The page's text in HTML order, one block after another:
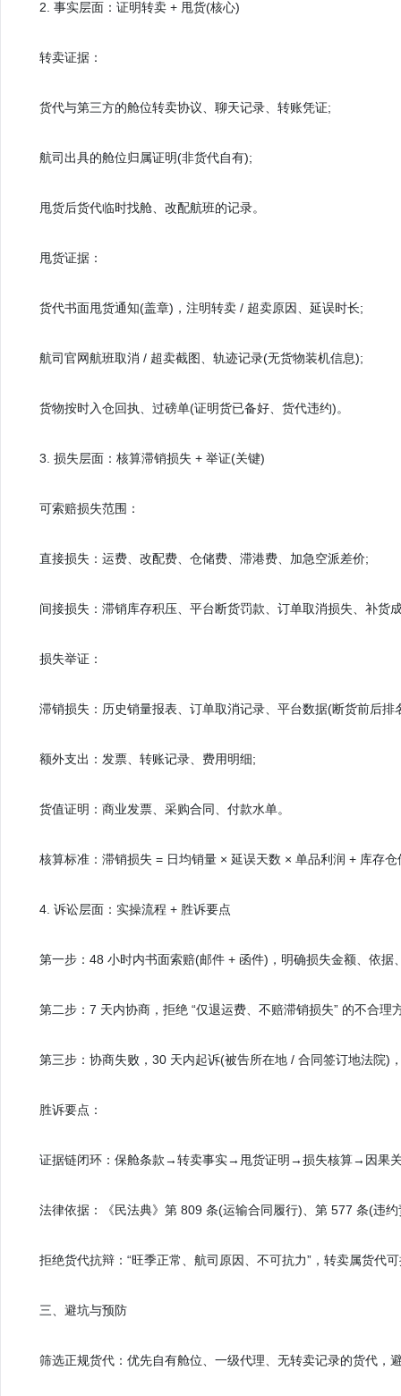
2. 事实层面：证明转卖 + 甩货(核心)
转卖证据：
货代与第三方的舱位转卖协议、聊天记录、转账凭证;
航司出具的舱位归属证明(非货代自有);
甩货后货代临时找舱、改配航班的记录。
甩货证据：
货代书面甩货通知(盖章)，注明转卖 / 超卖原因、延误时长;
航司官网航班取消 / 超卖截图、轨迹记录(无货物装机信息);
货物按时入仓回执、过磅单(证明货已备好、货代违约)。
3. 损失层面：核算滞销损失 + 举证(关键)
可索赔损失范围：
直接损失：运费、改配费、仓储费、滞港费、加急空派差价;
间接损失：滞销库存积压、平台断货罚款、订单取消损失、补货
损失举证：
滞销损失：历史销量报表、订单取消记录、平台数据(断货前后排
额外支出：发票、转账记录、费用明细;
货值证明：商业发票、采购合同、付款水单。
核算标准：滞销损失 = 日均销量 × 延误天数 × 单品利润 + 库存仓
4. 诉讼层面：实操流程 + 胜诉要点
第一步：48 小时内书面索赔(邮件 + 函件)，明确损失金额、依据
第二步：7 天内协商，拒绝 “仅退运费、不赔滞销损失” 的不合理
第三步：协商失败，30 天内起诉(被告所在地 / 合同签订地法院)
胜诉要点：
证据链闭环：保舱条款→转卖事实→甩货证明→损失核算→因果
法律依据：《民法典》第 809 条(运输合同履行)、第 577 条(违约
拒绝货代抗辩：“旺季正常、航司原因、不可抗力”，转卖属货代
三、避坑与预防
筛选正规货代：优先自有舱位、一级代理、无转卖记录的货代，